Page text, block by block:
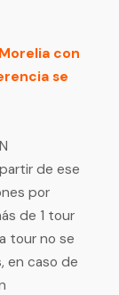
con
se
de ese
por
de 1 tour
tour no se
en caso de